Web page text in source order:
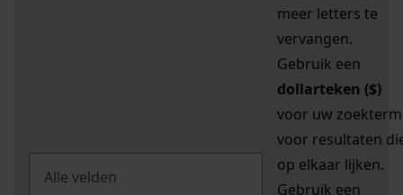
meer letters te
vervangen.
Gebruik een
dollarteken ($)
voor uw zoekterm
voor resultaten
op elkaar lijken.
Gebruik een